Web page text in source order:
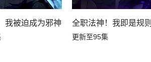
我被迫成为邪神打工人全职法神！我即是规则
更新至95集